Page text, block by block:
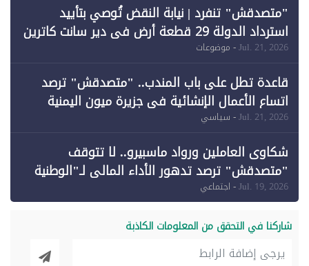
"متصدقش" تنفرد | نيابة النقض تُوصي بتأييد
استرداد الدولة 29 قطعة أرض في دير سانت كاترين
وقبول طعن الحكومة جزئيًا (1)
Jul. 21, 2026- موضوعات
قاعدة تطل على باب المندب.. "متصدقش" ترصد
اتساع الأعمال الإنشائية في جزيرة ميون اليمنية
Jul. 21, 2026- سياسي
شكاوى العاملين ورواد ماسبيرو.. لا تتوقف
"متصدقش" ترصد تدهور الأداء المالي لـ"الوطنية
للإعلام"
Jul. 19, 2026- اجتماعي
شاركنا في التحقق من المعلومات الكاذبة